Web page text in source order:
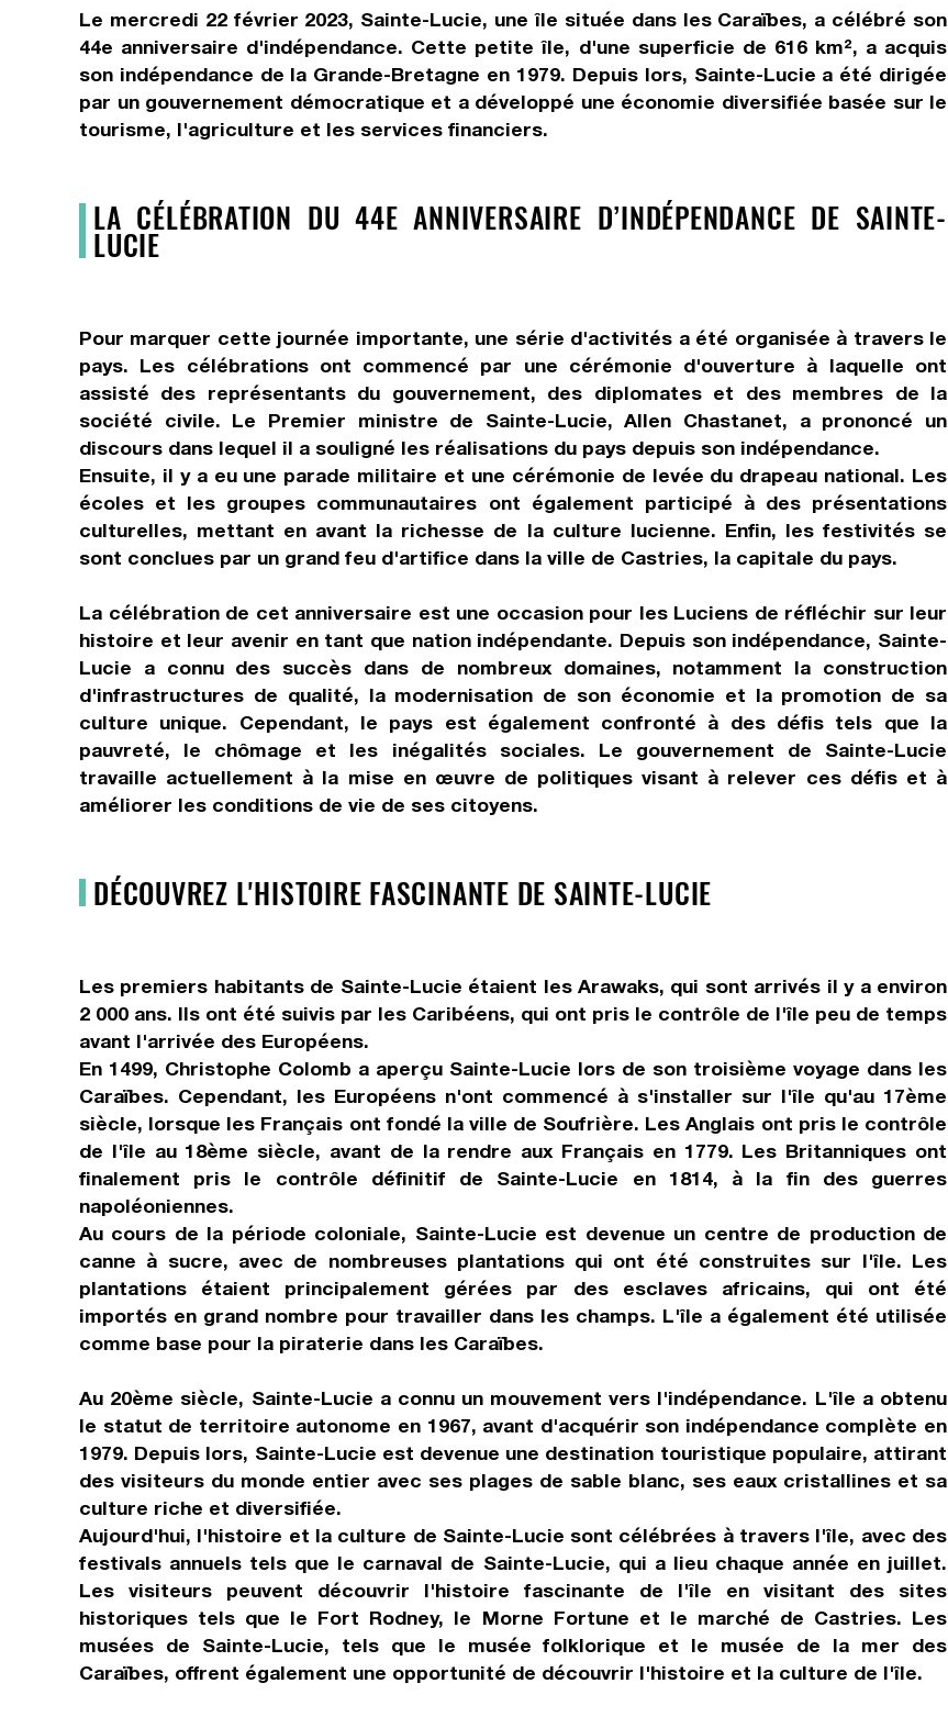
Le mercredi 22 février 2023, Sainte-Lucie, une île située dans les Caraïbes, a célébré son
44e anniversaire d'indépendance. Cette petite île, d'une superficie de 616 km², a acquis
son indépendance de la Grande-Bretagne en 1979. Depuis lors, Sainte-Lucie a été dirigée
par un gouvernement démocratique et a développé une économie diversifiée basée sur le
tourisme, l'agriculture et les services financiers.
LA CÉLÉBRATION DU 44E ANNIVERSAIRE D’INDÉPENDANCE DE SAINTE-
LUCIE
Pour marquer cette journée importante, une série d'activités a été organisée à travers le
pays. Les célébrations ont commencé par une cérémonie d'ouverture à laquelle ont
assisté des représentants du gouvernement, des diplomates et des membres de la
société civile. Le Premier ministre de Sainte-Lucie, Allen Chastanet, a prononcé un
discours dans lequel il a souligné les réalisations du pays depuis son indépendance.
Ensuite, il y a eu une parade militaire et une cérémonie de levée du drapeau national. Les
écoles et les groupes communautaires ont également participé à des présentations
culturelles, mettant en avant la richesse de la culture lucienne. Enfin, les festivités se
sont conclues par un grand feu d'artifice dans la ville de Castries, la capitale du pays.
La célébration de cet anniversaire est une occasion pour les Luciens de réfléchir sur leur
histoire et leur avenir en tant que nation indépendante. Depuis son indépendance, Sainte-
Lucie a connu des succès dans de nombreux domaines, notamment la construction
d'infrastructures de qualité, la modernisation de son économie et la promotion de sa
culture unique. Cependant, le pays est également confronté à des défis tels que la
pauvreté, le chômage et les inégalités sociales. Le gouvernement de Sainte-Lucie
travaille actuellement à la mise en œuvre de politiques visant à relever ces défis et à
améliorer les conditions de vie de ses citoyens.
DÉCOUVREZ L'HISTOIRE FASCINANTE DE SAINTE-LUCIE
Les premiers habitants de Sainte-Lucie étaient les Arawaks, qui sont arrivés il y a environ
2 000 ans. Ils ont été suivis par les Caribéens, qui ont pris le contrôle de l'île peu de temps
avant l'arrivée des Européens.
En 1499, Christophe Colomb a aperçu Sainte-Lucie lors de son troisième voyage dans les
Caraïbes. Cependant, les Européens n'ont commencé à s'installer sur l'île qu'au 17ème
siècle, lorsque les Français ont fondé la ville de Soufrière. Les Anglais ont pris le contrôle
de l'île au 18ème siècle, avant de la rendre aux Français en 1779. Les Britanniques ont
finalement pris le contrôle définitif de Sainte-Lucie en 1814, à la fin des guerres
napoléoniennes.
Au cours de la période coloniale, Sainte-Lucie est devenue un centre de production de
canne à sucre, avec de nombreuses plantations qui ont été construites sur l'île. Les
plantations étaient principalement gérées par des esclaves africains, qui ont été
importés en grand nombre pour travailler dans les champs. L'île a également été utilisée
comme base pour la piraterie dans les Caraïbes.
Au 20ème siècle, Sainte-Lucie a connu un mouvement vers l'indépendance. L'île a obtenu
le statut de territoire autonome en 1967, avant d'acquérir son indépendance complète en
1979. Depuis lors, Sainte-Lucie est devenue une destination touristique populaire, attirant
des visiteurs du monde entier avec ses plages de sable blanc, ses eaux cristallines et sa
culture riche et diversifiée.
Aujourd'hui, l'histoire et la culture de Sainte-Lucie sont célébrées à travers l'île, avec des
festivals annuels tels que le carnaval de Sainte-Lucie, qui a lieu chaque année en juillet.
Les visiteurs peuvent découvrir l'histoire fascinante de l'île en visitant des sites
historiques tels que le Fort Rodney, le Morne Fortune et le marché de Castries. Les
musées de Sainte-Lucie, tels que le musée folklorique et le musée de la mer des
Caraïbes, offrent également une opportunité de découvrir l'histoire et la culture de l'île.